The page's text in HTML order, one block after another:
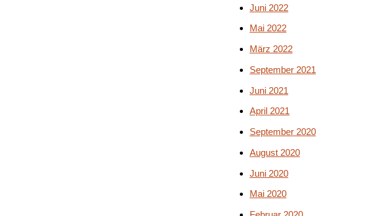
Juni 2022
Mai 2022
März 2022
September 2021
Juni 2021
April 2021
September 2020
August 2020
Juni 2020
Mai 2020